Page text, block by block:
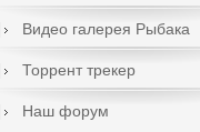
Видео галерея Рыбака
Торрент трекер
Наш форум